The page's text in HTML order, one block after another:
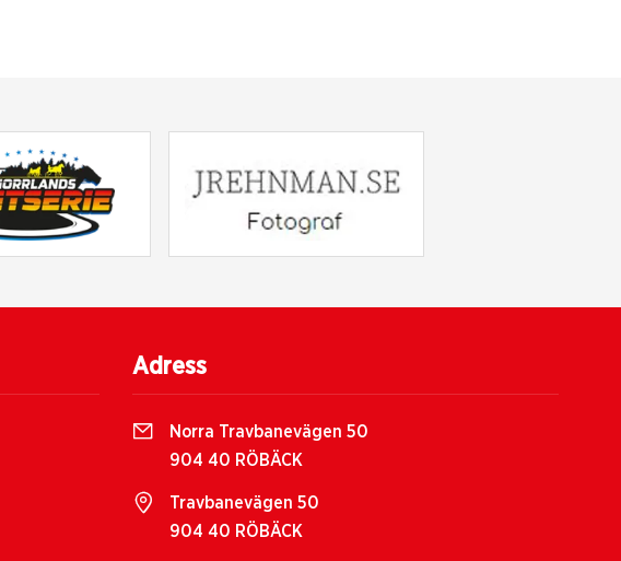
Adress
Norra Travbanevägen 50
904 40 RÖBÄCK
Travbanevägen 50
904 40 RÖBÄCK